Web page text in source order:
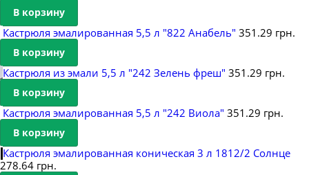
В корзину
Кастрюля эмалированная 5,5 л "822 Анабель" 351.29 грн.
В корзину
Кастрюля из эмали 5,5 л "242 Зелень фреш" 351.29 грн.
В корзину
Кастрюля эмалированная 5,5 л "242 Виола" 351.29 грн.
В корзину
Кастрюля эмалированная коническая 3 л 1812/2 Солнце
278.64 грн.
ПОСТУПЛЕНИЕ 25 АВГУСТА
ПОСТУПЛЕНИЕ 13 ИЮЛЯ
ПОСТУПЛЕНИЕ 29 ИЮЛЯ
ПОСТУПЛЕНИЕ 31 АВГУСТА
ПОСТУПЛЕНИЕ НОВИНОК ОКТЯБРЬ
ПОСТУПЛЕНИЕ 26.11.2021
ПОСТУПЛЕНИЯ 22 ДЕКАБРЯ 2021